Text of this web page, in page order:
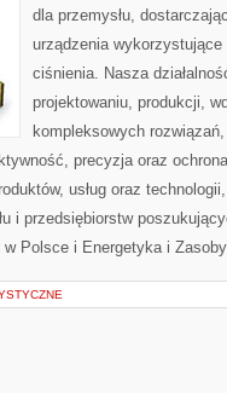
dla przemysłu,
urządzenia
ciśnienia. Nasza
projektowaniu, produkcji,
kompleksowych
precyzja oraz
usług oraz
i przedsiębiorstw
w Polsce i Energetyka i